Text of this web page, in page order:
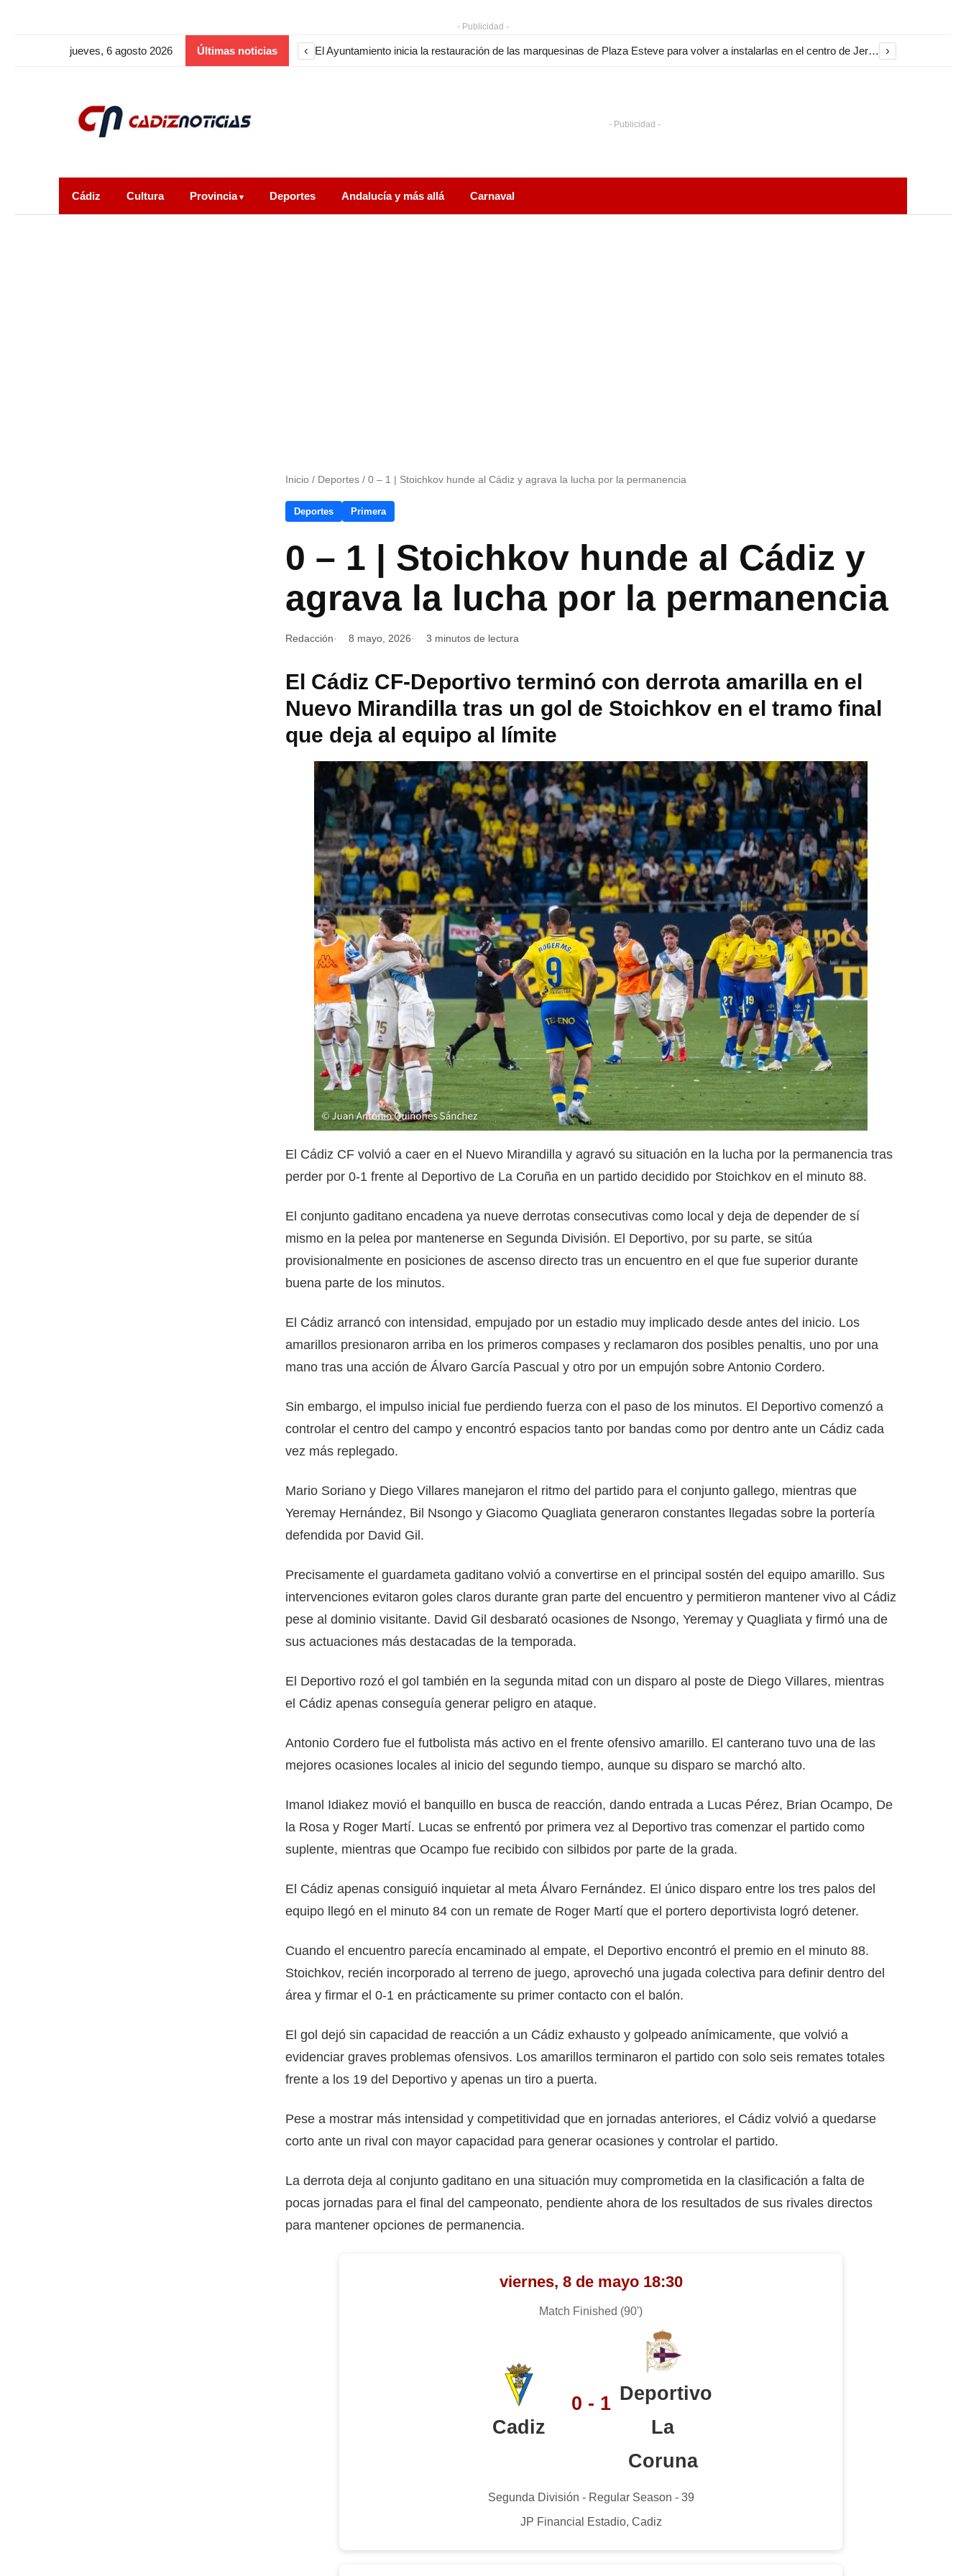
- Publicidad -
jueves, 6 agosto 2026 Últimas noticias ‹ El Ayuntamiento inicia la restauración de las marquesinas de Plaza Esteve para volver a instalarlas en el centro de Jerez ›
- Publicidad -
Cádiz Cultura Provincia Deportes Andalucía y más allá Carnaval
Inicio / Deportes / 0 – 1 | Stoichkov hunde al Cádiz y agrava la lucha por la permanencia
Deportes Primera
0 – 1 | Stoichkov hunde al Cádiz y
agrava la lucha por la permanencia
Redacción 8 mayo, 2026 3 minutos de lectura
El Cádiz CF-Deportivo terminó con derrota amarilla en el
Nuevo Mirandilla tras un gol de Stoichkov en el tramo final
que deja al equipo al límite
El Cádiz CF volvió a caer en el Nuevo Mirandilla y agravó su situación en la lucha por la permanencia tras
perder por 0-1 frente al Deportivo de La Coruña en un partido decidido por Stoichkov en el minuto 88.
El conjunto gaditano encadena ya nueve derrotas consecutivas como local y deja de depender de sí
mismo en la pelea por mantenerse en Segunda División. El Deportivo, por su parte, se sitúa
provisionalmente en posiciones de ascenso directo tras un encuentro en el que fue superior durante
buena parte de los minutos.
El Cádiz arrancó con intensidad, empujado por un estadio muy implicado desde antes del inicio. Los
amarillos presionaron arriba en los primeros compases y reclamaron dos posibles penaltis, uno por una
mano tras una acción de Álvaro García Pascual y otro por un empujón sobre Antonio Cordero.
Sin embargo, el impulso inicial fue perdiendo fuerza con el paso de los minutos. El Deportivo comenzó a
controlar el centro del campo y encontró espacios tanto por bandas como por dentro ante un Cádiz cada
vez más replegado.
Mario Soriano y Diego Villares manejaron el ritmo del partido para el conjunto gallego, mientras que
Yeremay Hernández, Bil Nsongo y Giacomo Quagliata generaron constantes llegadas sobre la portería
defendida por David Gil.
Precisamente el guardameta gaditano volvió a convertirse en el principal sostén del equipo amarillo. Sus
intervenciones evitaron goles claros durante gran parte del encuentro y permitieron mantener vivo al Cádiz
pese al dominio visitante. David Gil desbarató ocasiones de Nsongo, Yeremay y Quagliata y firmó una de
sus actuaciones más destacadas de la temporada.
El Deportivo rozó el gol también en la segunda mitad con un disparo al poste de Diego Villares, mientras
el Cádiz apenas conseguía generar peligro en ataque.
Antonio Cordero fue el futbolista más activo en el frente ofensivo amarillo. El canterano tuvo una de las
mejores ocasiones locales al inicio del segundo tiempo, aunque su disparo se marchó alto.
Imanol Idiakez movió el banquillo en busca de reacción, dando entrada a Lucas Pérez, Brian Ocampo, De
la Rosa y Roger Martí. Lucas se enfrentó por primera vez al Deportivo tras comenzar el partido como
suplente, mientras que Ocampo fue recibido con silbidos por parte de la grada.
El Cádiz apenas consiguió inquietar al meta Álvaro Fernández. El único disparo entre los tres palos del
equipo llegó en el minuto 84 con un remate de Roger Martí que el portero deportivista logró detener.
Cuando el encuentro parecía encaminado al empate, el Deportivo encontró el premio en el minuto 88.
Stoichkov, recién incorporado al terreno de juego, aprovechó una jugada colectiva para definir dentro del
área y firmar el 0-1 en prácticamente su primer contacto con el balón.
El gol dejó sin capacidad de reacción a un Cádiz exhausto y golpeado anímicamente, que volvió a
evidenciar graves problemas ofensivos. Los amarillos terminaron el partido con solo seis remates totales
frente a los 19 del Deportivo y apenas un tiro a puerta.
Pese a mostrar más intensidad y competitividad que en jornadas anteriores, el Cádiz volvió a quedarse
corto ante un rival con mayor capacidad para generar ocasiones y controlar el partido.
La derrota deja al conjunto gaditano en una situación muy comprometida en la clasificación a falta de
pocas jornadas para el final del campeonato, pendiente ahora de los resultados de sus rivales directos
para mantener opciones de permanencia.
viernes, 8 de mayo 18:30
Match Finished (90')
Cadiz
0 - 1 Deportivo
La
Coruna
Segunda División - Regular Season - 39
JP Financial Estadio, Cadiz